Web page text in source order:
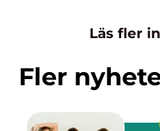
Läs fler
Fler